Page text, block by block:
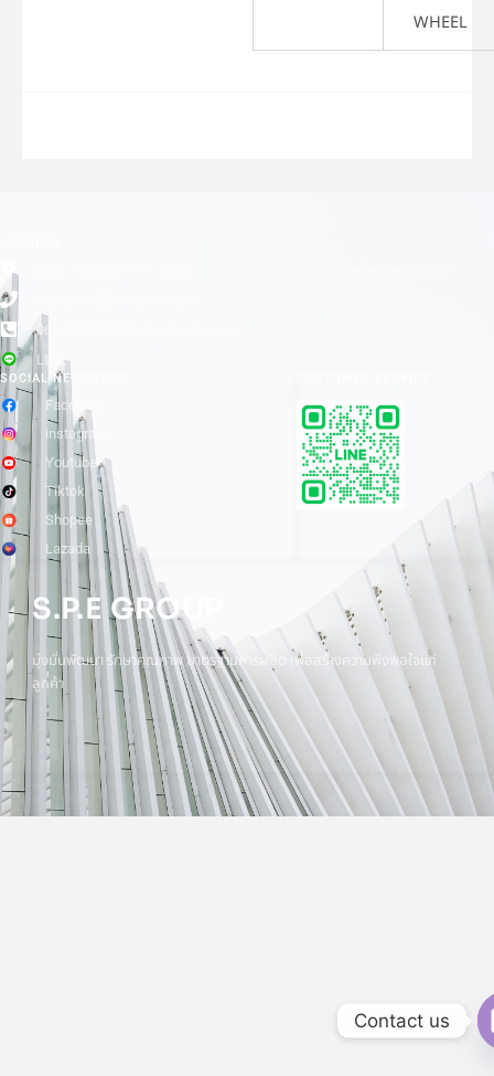
WHEEL
065-8899840 (Customer Service)
LINE
SOCIAL NETWORKS
Facebook
instagram
Youtube
Tiktok
Shopee
Lazada
S.P.E GROUP
มุ่งมั่นพัฒนา รักษาคุณภาพ มาตรฐานการผลิต เพื่อสร้างความพึงพอใจแก่
ลูกค้า
Contact us